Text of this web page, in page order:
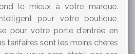
le mieux à votre marque.
pour votre boutique,
pour votre porte d'entrée en
tarifaires sont les moins chères